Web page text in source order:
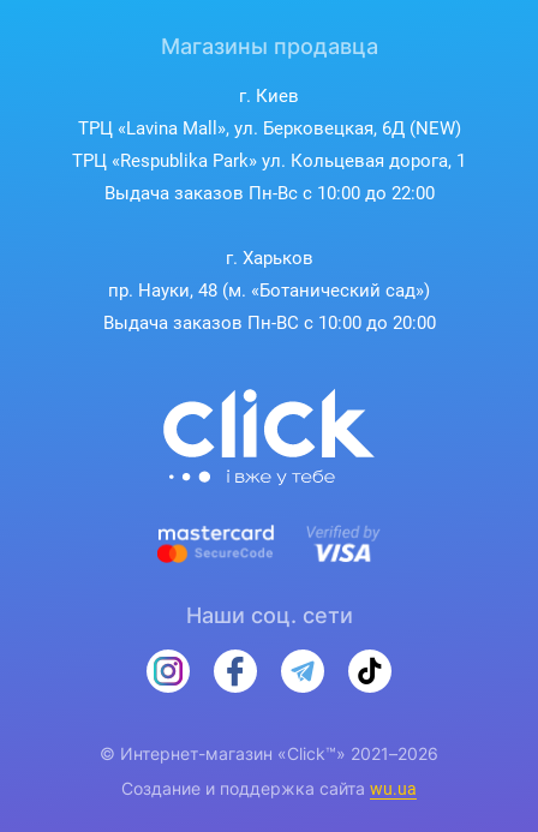
Магазины продавца
г. Киев
ТРЦ «Lavina Mall», ул. Берковецкая, 6Д (NEW)
ТРЦ «Respublika Park» ул. Кольцевая дорога, 1
Выдача заказов Пн-Вс с 10:00 до 22:00
г. Харьков
пр. Науки, 48 (м. «Ботанический сад»)
Выдача заказов Пн-ВС с 10:00 до 20:00
Наши соц. сети
© Интернет-магазин «Click™» 2021–2026
Создание и поддержка сайта wu.ua